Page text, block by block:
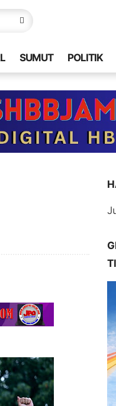
SUMUT POLITIK